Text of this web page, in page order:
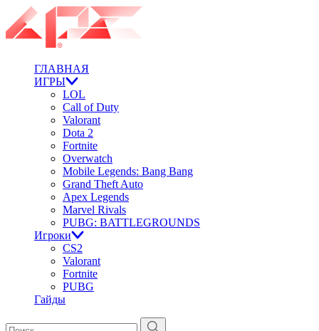
ГЛАВНАЯ
ИГРЫ
LOL
Call of Duty
Valorant
Dota 2
Fortnite
Overwatch
Mobile Legends: Bang Bang
Grand Theft Auto
Apex Legends
Marvel Rivals
PUBG: BATTLEGROUNDS
Игроки
CS2
Valorant
Fortnite
PUBG
Гайды